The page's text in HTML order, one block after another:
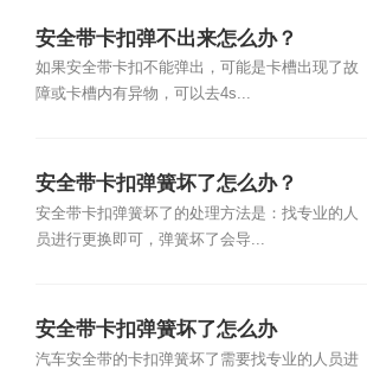
安全带卡扣弹不出来怎么办？
如果安全带卡扣不能弹出，可能是卡槽出现了故
障或卡槽内有异物，可以去4s...
安全带卡扣弹簧坏了怎么办？
安全带卡扣弹簧坏了的处理方法是：找专业的人
员进行更换即可，弹簧坏了会导...
安全带卡扣弹簧坏了怎么办
汽车安全带的卡扣弹簧坏了需要找专业的人员进